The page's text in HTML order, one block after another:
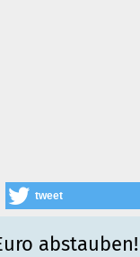
tweet
abstauben!